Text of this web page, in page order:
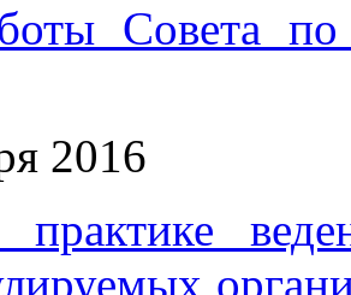
Совета по
2016